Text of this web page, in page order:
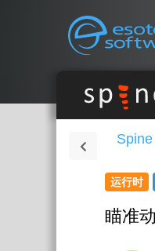
导航
运行时
瞄准